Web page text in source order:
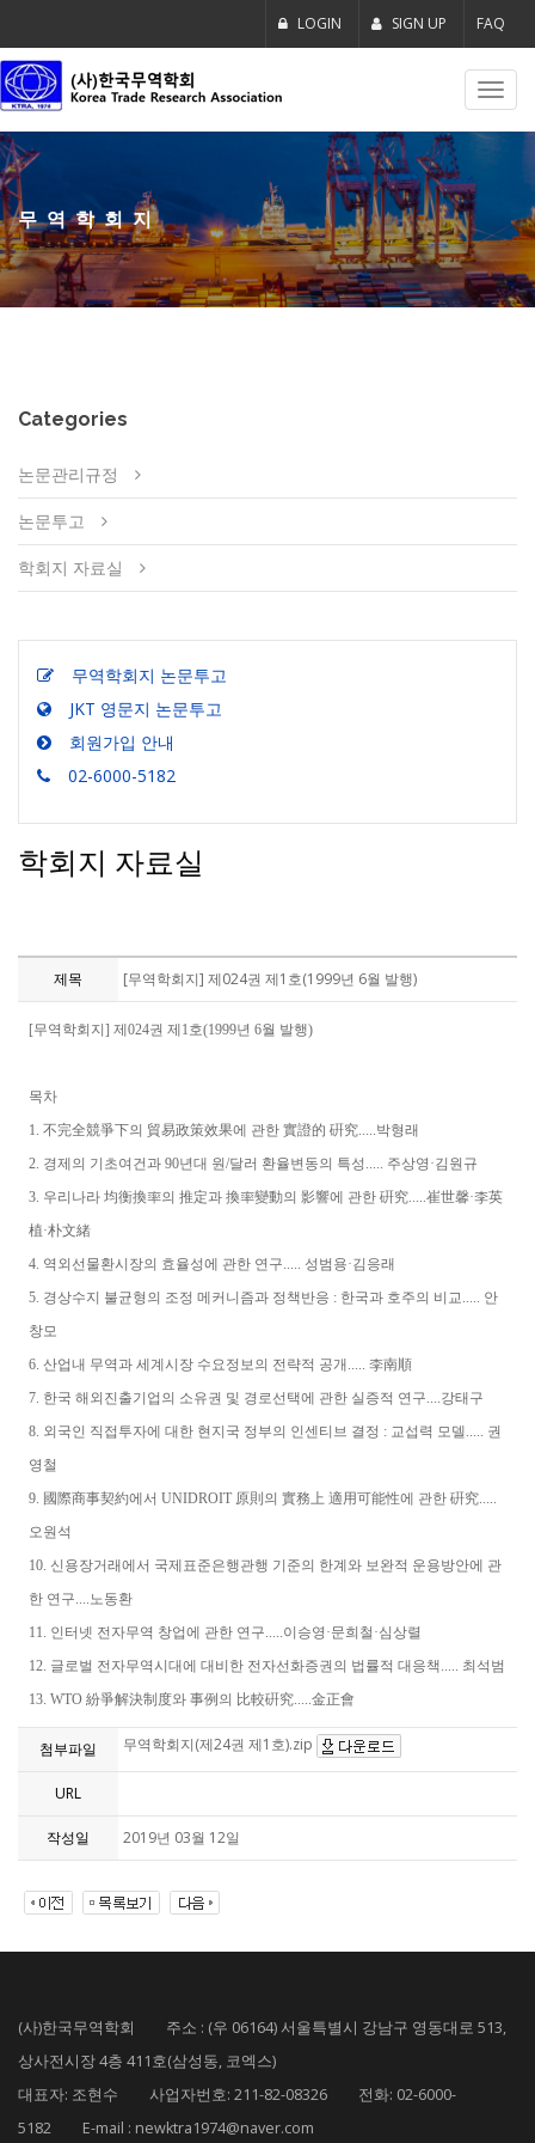
LOGIN SIGN UP FAQ
무역학회지
Categories
논문관리규정
논문투고
학회지 자료실
무역학회지 논문투고
JKT 영문지 논문투고
회원가입 안내
02-6000-5182
학회지 자료실
제목 [무역학회지] 제024권 제1호(1999년 6월 발행)
[무역학회지] 제024권 제1호(1999년 6월 발행)
목차
1. 不完全競爭下의 貿易政策效果에 관한 實證的 硏究.....박형래
2. 경제의 기초여건과 90년대 원/달러 환율변동의 특성..... 주상영·김원규
3. 우리나라 均衡換率의 推定과 換率變動의 影響에 관한 硏究.....崔世馨·李英
植·朴文緒
4. 역외선물환시장의 효율성에 관한 연구..... 성범용·김응래
5. 경상수지 불균형의 조정 메커니즘과 정책반응 : 한국과 호주의 비교..... 안
창모
6. 산업내 무역과 세계시장 수요정보의 전략적 공개..... 李南順
7. 한국 해외진출기업의 소유권 및 경로선택에 관한 실증적 연구....강태구
8. 외국인 직접투자에 대한 현지국 정부의 인센티브 결정 : 교섭력 모델..... 권
영철
9. 國際商事契約에서 UNIDROIT 原則의 實務上 適用可能性에 관한 硏究.....
오원석
10. 신용장거래에서 국제표준은행관행 기준의 한계와 보완적 운용방안에 관
한 연구....노동환
11. 인터넷 전자무역 창업에 관한 연구.....이승영·문희철·심상렬
12. 글로벌 전자무역시대에 대비한 전자선화증권의 법률적 대응책..... 최석범
13. WTO 紛爭解決制度와 事例의 比較硏究.....金正會
첨부파일 무역학회지(제24권 제1호).zip
URL
작성일 2019년 03월 12일
(사)한국무역학회 주소 : (우 06164) 서울특별시 강남구 영동대로 513,
상사전시장 4층 411호(삼성동, 코엑스)
대표자: 조현수 사업자번호: 211-82-08326 전화: 02-6000-
5182 E-mail : newktra1974@naver.com